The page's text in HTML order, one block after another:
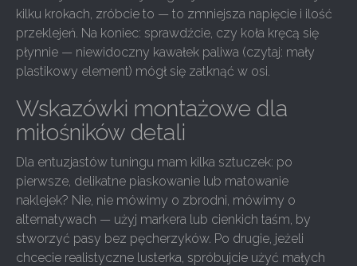
kilku krokach, zróbcie to — to zmniejsza napięcie i ilość
przeklejeń. Na koniec: sprawdźcie, czy koła kręcą się
płynnie — niewidoczny kawałek paliwa (czytaj: mały
plastikowy element) mógł się zatknąć w osi.
Wskazówki montażowe dla
miłośników detali
Dla entuzjastów tuningu mam kilka sztuczek: po
pierwsze, delikatne piaskowanie lub matowanie
naklejek? Nie, nie mówimy o zbrodni, mówimy o
alternatywach — użyj markera lub cienkich taśm, by
stworzyć pasy bez pęcherzyków. Po drugie, jeżeli
chcecie realistyczne lusterka, spróbujcie użyć małych